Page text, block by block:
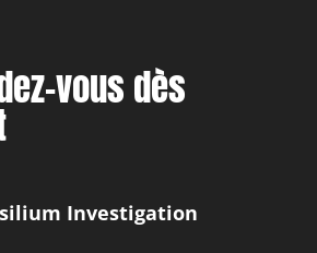
vous dès
Investigation